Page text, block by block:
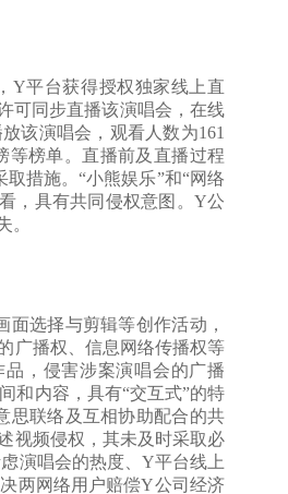
Y平台获得授权独家线上直
可同步直播该演唱会，在线
该演唱会，观看人数为161
等榜单。直播前及直播过程
措施。“小熊娱乐”和“网络
，具有共同侵权意图。Y公
。
选择与剪辑等创作活动，
广播权、信息网络传播权等
，侵害涉案演唱会的广播
和内容，具有“交互式”的特
思联络及互相协助配合的共
视频侵权，其未及时采取必
演唱会的热度、Y平台线上
两网络用户赔偿Y公司经济